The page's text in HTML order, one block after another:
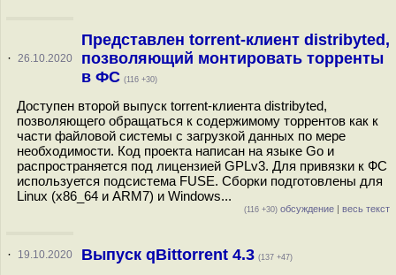
· 26.10.2020
Представлен torrent-клиент distribyted,
позволяющий монтировать торренты
в ФС (116 +30)
Доступен второй выпуск torrent-клиента distribyted,
позволяющего обращаться к содержимому торрентов как к
части файловой системы с загрузкой данных по мере
необходимости. Код проекта написан на языке Go и
распространяется под лицензией GPLv3. Для привязки к ФС
используется подсистема FUSE. Сборки подготовлены для
Linux (x86_64 и ARM7) и Windows...
(116 +30) обсуждение | весь текст
· 19.10.2020 Выпуск qBittorrent 4.3 (137 +47)